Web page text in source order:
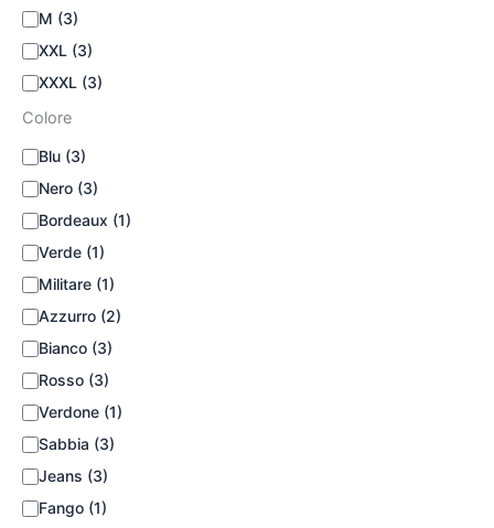
M (3)
XXL (3)
XXXL (3)
Colore
Blu (3)
Nero (3)
Bordeaux (1)
Verde (1)
Militare (1)
Azzurro (2)
Bianco (3)
Rosso (3)
Verdone (1)
Sabbia (3)
Jeans (3)
Fango (1)